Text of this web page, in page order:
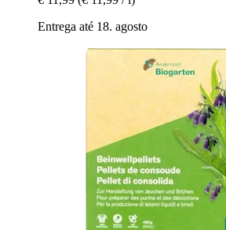
Entrega até 18. agosto